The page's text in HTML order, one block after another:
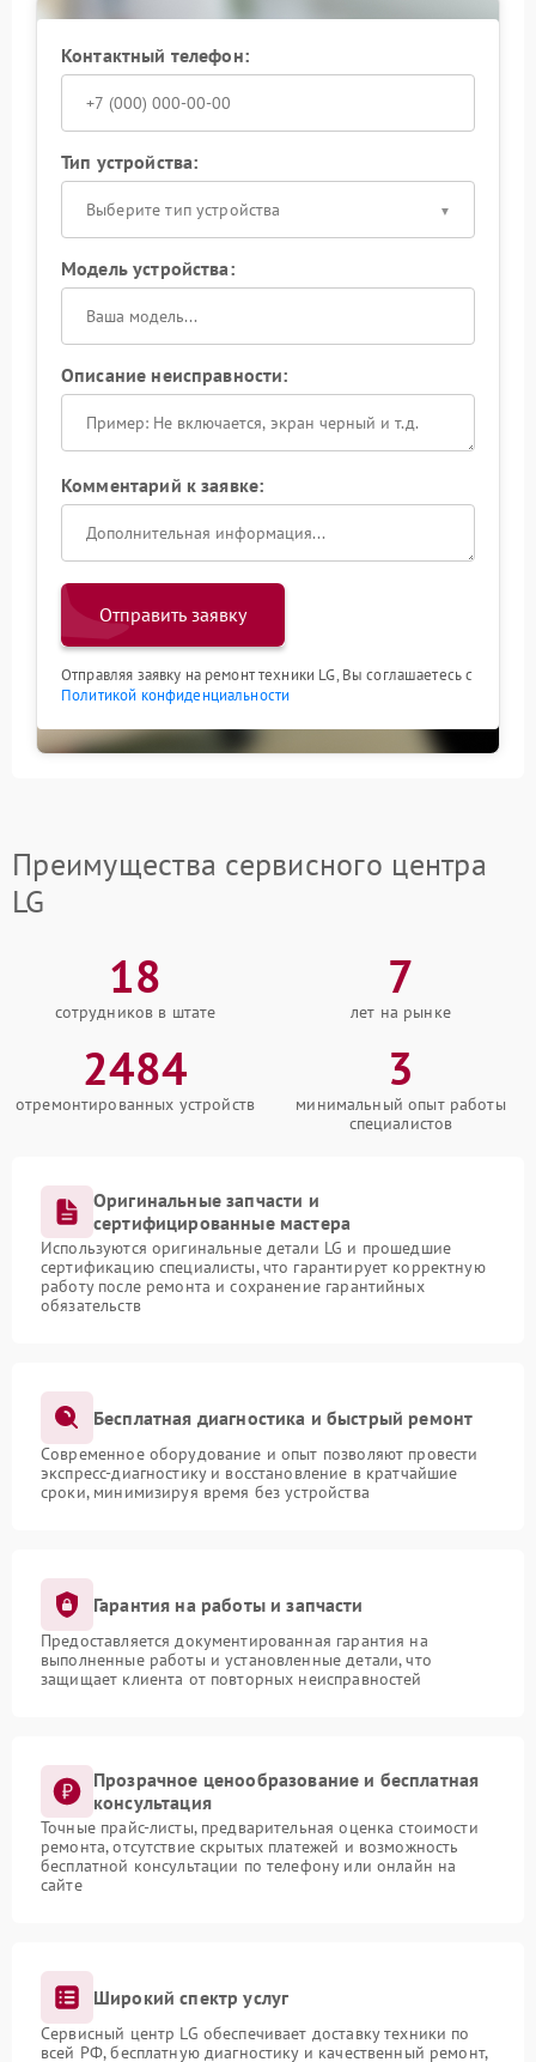
Контактный телефон:
Тип устройства:
Выберите тип устройства
Модель устройства:
Описание неисправности:
Комментарий к заявке:
Отправить заявку
Отправляя заявку на ремонт техники LG, Вы соглашаетесь с
Политикой конфиденциальности
Преимущества сервисного центра
LG
18
сотрудников в штате
7
лет на рынке
2484
отремонтированных устройств
3
минимальный опыт работы
специалистов
Оригинальные запчасти и
сертифицированные мастера
Используются оригинальные детали LG и прошедшие
сертификацию специалисты, что гарантирует корректную
работу после ремонта и сохранение гарантийных
обязательств
Бесплатная диагностика и быстрый ремонт
Современное оборудование и опыт позволяют провести
экспресс-диагностику и восстановление в кратчайшие
сроки, минимизируя время без устройства
Гарантия на работы и запчасти
Предоставляется документированная гарантия на
выполненные работы и установленные детали, что
защищает клиента от повторных неисправностей
Прозрачное ценообразование и бесплатная
консультация
Точные прайс-листы, предварительная оценка стоимости
ремонта, отсутствие скрытых платежей и возможность
бесплатной консультации по телефону или онлайн на
сайте
Широкий спектр услуг
Сервисный центр LG обеспечивает доставку техники по
всей РФ, бесплатную диагностику и качественный ремонт,